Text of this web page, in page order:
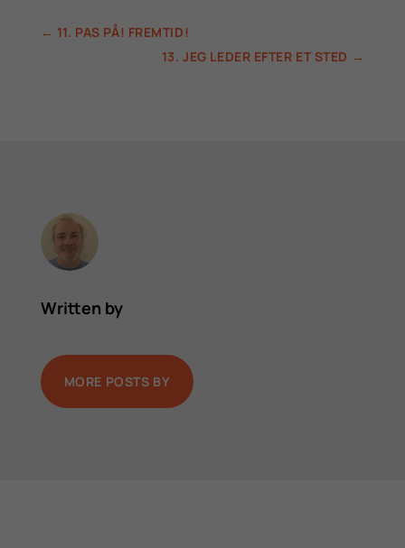
← 11. PAS PÅ! FREMTID!
13. JEG LEDER EFTER ET STED →
Written by
MORE POSTS BY